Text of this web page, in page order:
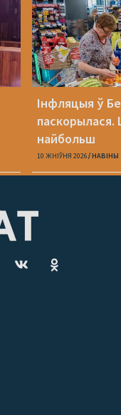
Інфляцыя ў
найбольш
10 ЖНІЎНЯ 2026 НАВІНЫ